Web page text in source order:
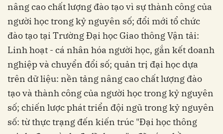
nâng cao chất lượng đào tạo vì sự thành công của
người học trong kỷ nguyên số; đổi mới tổ chức
đào tạo tại Trường Đại học Giao thông Vận tải:
Linh hoạt - cá nhân hóa người học, gắn kết doanh
nghiệp và chuyển đổi số; quản trị đại học dựa
trên dữ liệu: nền tảng nâng cao chất lượng đào
tạo và thành công của người học trong kỷ nguyên
số; chiến lược phát triển đội ngũ trong kỷ nguyên
số: từ thực trạng đến kiến trúc "Đại học thông